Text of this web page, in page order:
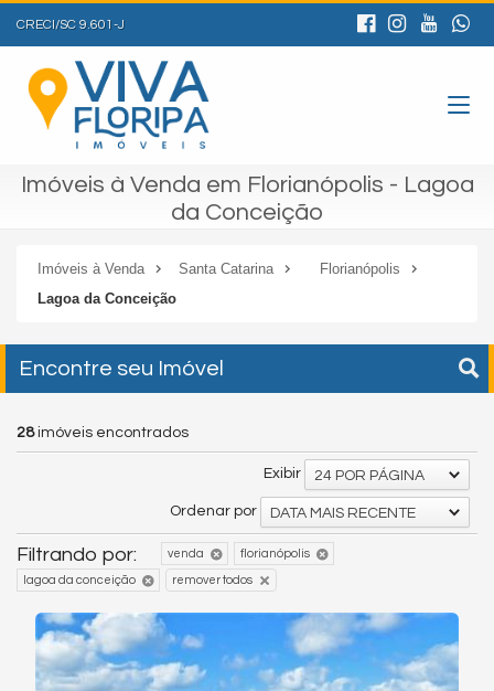
CRECI/SC 9.601-J
Imóveis à Venda em Florianópolis - Lagoa
da Conceição
Imóveis à Venda Santa Catarina
Florianópolis
Lagoa da Conceição
Encontre seu Imóvel
28imóveis encontrados
Exibir 24 POR PÁGINA
Ordenar por DATA MAIS RECENTE
Filtrando por: venda florianópolis
lagoa da conceição remover todos